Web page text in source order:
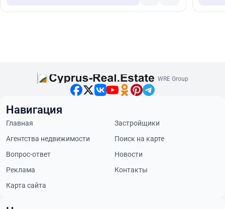
WRE Group
Навигация
Главная
Застройщики
Агентства недвижимости
Поиск на карте
Вопрос-ответ
Новости
Реклама
Контакты
Карта сайта